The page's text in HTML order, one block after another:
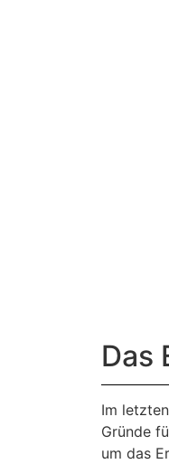
Das
Im
Gründe
um das